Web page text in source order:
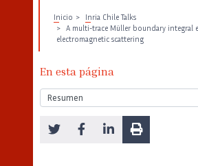
Inicio
Inria Chile Talks
A multi-trace Müller boundary integral
electromagnetic scattering
En esta página